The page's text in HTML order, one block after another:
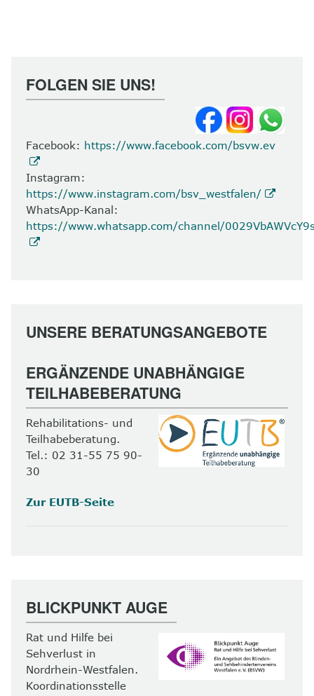
FOLGEN SIE UNS!
Facebook: https://www.facebook.com/bsvw.ev
Instagram:
https://www.instagram.com/bsv_westfalen/
WhatsApp-Kanal:
https://www.whatsapp.com/channel/
UNSERE BERATUNGSANGEBOTE
ERGÄNZENDE UNABHÄNGIGE
TEILHABEBERATUNG
Rehabilitations- und
Teilhabeberatung.
Tel.: 02 31-55 75 90-
30
Zur EUTB-Seite
BLICKPUNKT AUGE
Rat und Hilfe bei
Sehverlust in
Nordrhein-Westfalen.
Koordinationsstelle